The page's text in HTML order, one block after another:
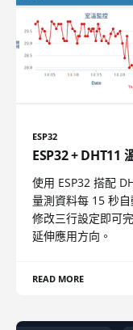
ESP32
ESP32 + DHT11
使用 ESP32 搭配
量測資料每 15 秒
修改三行設定即可
延伸應用方向。
READ MORE